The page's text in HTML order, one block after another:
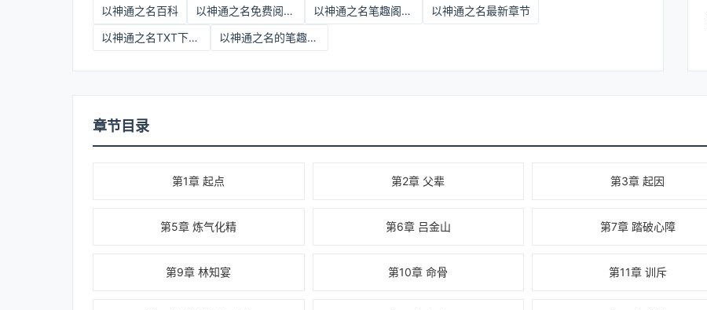
以神通之名百科
以神通之名免费阅读无删减 以神通之名笔趣阁免费阅读
以神通之名最新章节
以神通之名TXT下载最新章节
以神通之名的笔趣阁免费阅读
章节目录
第1章 起点 第2章 父辈 第3章 起因
第5章 炼气化精 第6章 吕金山 第7章 踏破心障
第9章 林知宴 第10章 命骨 第11章 训斥